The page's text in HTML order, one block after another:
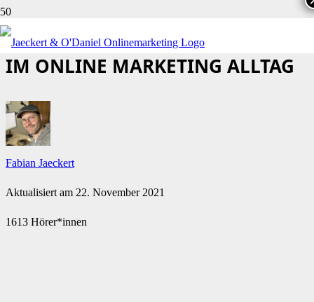
KLEINE OPTIMIERUNGSWUNDER
IM ONLINE MARKETING ALLTAG
Fabian Jaeckert
Aktualisiert am 22. November 2021
1613 Hörer*innen